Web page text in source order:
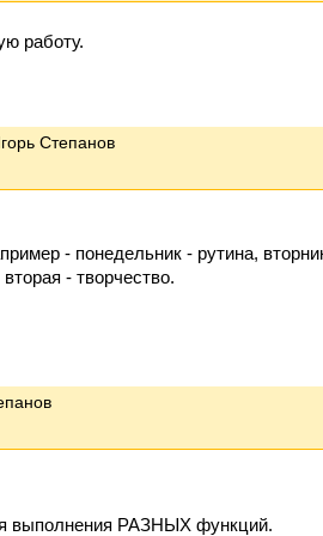
работу.
Степанов
- понедельник - рутина,
- творчество.
выполнения РАЗНЫХ функций.